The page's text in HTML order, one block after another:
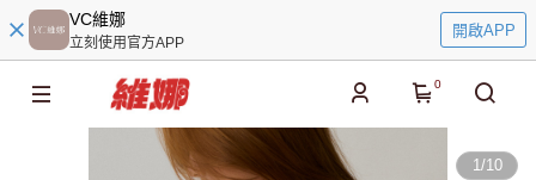
VC維娜
立刻使用官方APP
開啟APP
0
1/10